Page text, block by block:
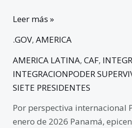
Leer más »
.GOV,AMERICA
AMERICA LATINA,CAF,
INTEGRACIONPODER
SIETE PRESIDENTES
Por perspectiva internacional
enero de 2026 Panamá,